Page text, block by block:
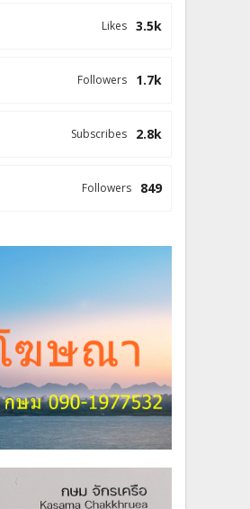
3.5k
Likes
1.7k
Followers
2.8k
Subscribes
849
Followers